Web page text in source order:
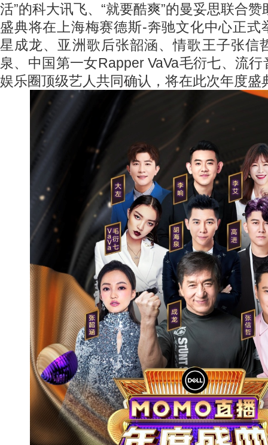
活”的科大讯飞、“就要酷爽”的曼妥思联合
盛典将在上海梅赛德斯-奔驰文化中心正式
星成龙、亚洲歌后张韶涵、情歌王子张信
泉、中国第一女Rapper VaVa毛衍七、流
娱乐圈顶级艺人共同确认，将在此次年度盛